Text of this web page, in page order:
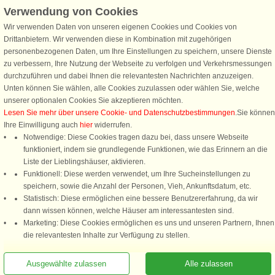
Rufen Sie an, um zu buchen
Schließen Sie sich 100.000 Ferienhaus-Fans an
Erhalten Sie einen Willkommensgutschein von 25 €für Ihren nächsten
Ferienhausurlaub - melden Sie sich einfach für den DanCenter Newsletter
an. Verpassen Sie nie wieder exklusive Angebote, Gewinnspiele und
Urlaubstipps!
Newsletter abonnieren
Folgen Sie uns:
DanCenter Kundenbewertung
basierend auf mehr 135.870 Kundenbewertungen
Verwendung von Cookies
Wir verwenden Daten von unseren eigenen Cookies und Cookies von
Drittanbietern. Wir verwenden diese in Kombination mit zugehörigen
personenbezogenen Daten, um Ihre Einstellungen zu speichern, unsere Dienste
zu verbessern, Ihre Nutzung der Webseite zu verfolgen und Verkehrsmessungen
durchzuführen und dabei Ihnen die relevantesten Nachrichten anzuzeigen.
Unten können Sie wählen, alle Cookies zuzulassen oder wählen Sie, welche
unserer optionalen Cookies Sie akzeptieren möchten.
Lesen Sie mehr über unsere Cookie- und Datenschutzbestimmungen.Sie können
Ihre Einwilligung auch hier widerrufen.
Notwendige: Diese Cookies tragen dazu bei, dass unsere Webseite
funktioniert, indem sie grundlegende Funktionen, wie das Erinnern an die
Liste der Lieblingshäuser, aktivieren.
Funktionell: Diese werden verwendet, um Ihre Sucheinstellungen zu
speichern, sowie die Anzahl der Personen, Vieh, Ankunftsdatum, etc.
Statistisch: Diese ermöglichen eine bessere Benutzererfahrung, da wir
dann wissen können, welche Häuser am interessantesten sind.
Marketing: Diese Cookies ermöglichen es uns und unseren Partnern, Ihnen
die relevantesten Inhalte zur Verfügung zu stellen.
Alle zulassen
Ausgewählte zulassen